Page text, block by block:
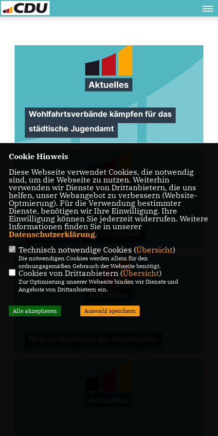
Wohlfahrtsverbände kämpfen für das
städtische Jugendamt
Kritik am neuen Krematorium
Cookie Hinweis
Diese Webseite verwendet Cookies, die notwendig
sind, um die Webseite zu nutzen. Weiterhin
verwenden wir Dienste von Drittanbietern, die uns
helfen, unser Webangebot zu verbessern (Website-
Optmierung). Für die Verwendung bestimmter
Dienste, benötigen wir Ihre Einwilligung. Ihre
Einwilligung können Sie jederzeit widerrufen. Weitere
Informationen finden Sie in unserer
Datenschutzerklärung.
Technisch notwendige Cookies (Übersicht)
Die notwendigen Cookies werden allein für den
ordnungsgemäßen Gebrauch der Webseite benötigt.
Cookies von Drittanbietern (Übersicht)
Zur Optimierung unserer Webseite binden wir Dienste und
Angebote von Drittanbietern ein.
Alle akzeptieren Auswahl speichern